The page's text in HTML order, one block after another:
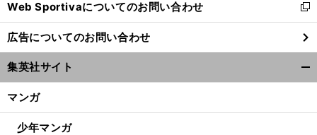
く
Web Sportivaについてのお問い合わせ
新
し
い
ウ
ィ
ン
ウ
広告についてのお問い合わせ
集英社サイト
マンガ
少年マンガ